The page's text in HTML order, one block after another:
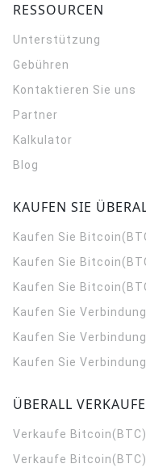
RESSOURCEN
Unterstützung
Gebühren
Kontaktieren Sie uns
Partner
Kalkulator
Blog
KAUFEN SIE
Kaufen Sie
Kaufen Sie
Kaufen Sie
Kaufen Sie
Kaufen Sie
Kaufen Sie
ÜBERALL
Verkaufe
Verkaufe Bitcoin(BTC)